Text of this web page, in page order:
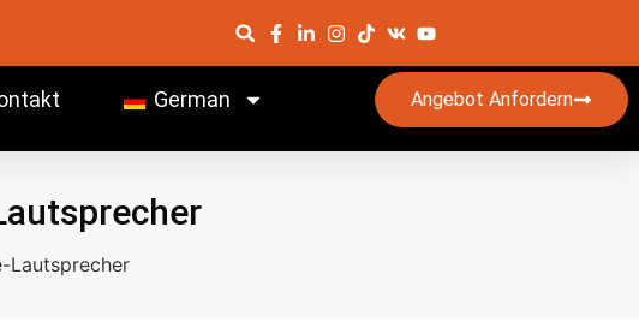
German Angebot Anfordern
Lautsprecher